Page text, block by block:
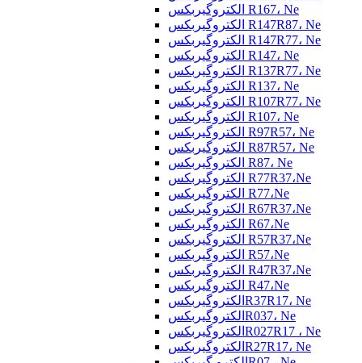
الکتروگیربکس R167، Ne
الکتروگیربکس R147R87، Ne
الکتروگیربکس R147R77، Ne
الکتروگیربکس R147، Ne
الکتروگیربکس R137R77، Ne
الکتروگیربکس R137، Ne
الکتروگیربکس R107R77، Ne
الکتروگیربکس R107، Ne
الکتروگیربکس R97R57، Ne
الکتروگیربکس R87R57، Ne
الکتروگیربکس R87، Ne
الکتروگیربکس R77R37،Ne
الکتروگیربکس R77،Ne
الکتروگیربکس R67R37،Ne
الکتروگیربکس R67،Ne
الکتروگیربکس R57R37،Ne
الکتروگیربکس R57،Ne
الکتروگیربکس R47R37،Ne
الکتروگیربکس R47،Ne
الکتروگیربکسR37R17، Ne
الکتروگیربکسR037، Ne
الکتروگیربکسR027R17 ، Ne
الکتروگیربکسR27R17، Ne